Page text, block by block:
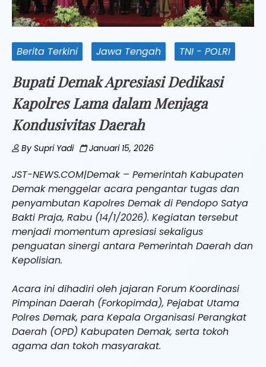
Berita Terkini Jawa Tengah TNI - POLRI
Bupati Demak Apresiasi Dedikasi
Kapolres Lama dalam Menjaga
Kondusivitas Daerah
BySupri Yadi Januari 15, 2026
JST-NEWS.COM|Demak – Pemerintah Kabupaten
Demak menggelar acara pengantar tugas dan
penyambutan Kapolres Demak di Pendopo Satya
Bakti Praja, Rabu (14/1/2026). Kegiatan tersebut
menjadi momentum apresiasi sekaligus
penguatan sinergi antara Pemerintah Daerah dan
Kepolisian.
Acara ini dihadiri oleh jajaran Forum Koordinasi
Pimpinan Daerah (Forkopimda), Pejabat Utama
Polres Demak, para Kepala Organisasi Perangkat
Daerah (OPD) Kabupaten Demak, serta tokoh
agama dan tokoh masyarakat.